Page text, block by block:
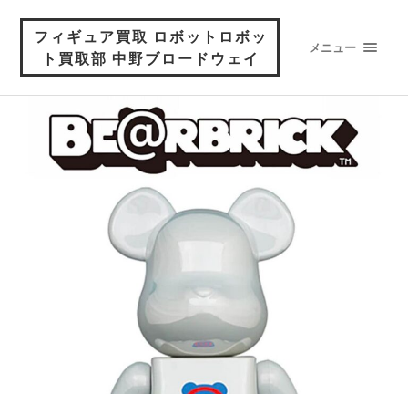
フィギュア買取 ロボットロボッ
ト買取部 中野ブロードウェイ
メニュー